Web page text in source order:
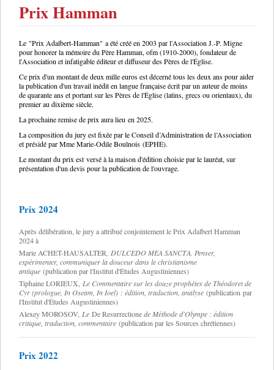
Prix Hamman
Le "Prix Adalbert-Hamman" a été créé en 2003 par l'Association J.-P. Migne
pour honorer la mémoire du Père Hamman, ofm (1910-2000), fondateur de
l'Association et infatigable éditeur et diffuseur des Pères de l'Église.
Ce prix d'un montant de deux mille euros est décerné tous les deux ans pour aider
la publication d'un travail inédit en langue française écrit par un auteur de moins
de quarante ans et portant sur les Pères de l'Église (latins, grecs ou orientaux), du
premier au dixième siècle.
La prochaine remise de prix aura lieu en 2025.
La composition du jury est fixée par le Conseil d’Administration de l’Association
et présidé par Mme Marie-Odile Boulnois (EPHE).
Le montant du prix est versé à la maison d'édition choisie par le lauréat, sur
présentation d'un devis pour la publication de l'ouvrage.
Prix 2024
Après délibération, le jury a attribué conjointement le Prix Adalbert Hamman
2024 à
Marie ACHET-HAUSALTER DULCEDO MEA SANCTA. Penser,
expérimenter, communiquer la douceur dans le christianisme
antique (publication par l'Institut d'Études Augustiniennes)
Tiphaine LORIEUX, Le Commentaire sur les douze prophètes de Théodoret de
Cyr (prologue, In Oseam, In Ioel) : édition, traduction, analyse (publication par
l'Institut d'Études Augustiniennes)
Alexey MOROSOV, Le De Resurrectionede Méthode d'Olympe : édition
critique, traduction, commentaire (publication par les Sources chrétiennes)
Prix 2022